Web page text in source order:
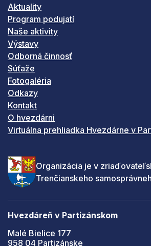
Aktuality
Program podujatí
Naše aktivity
Výstavy
Odborná činnosť
Súťaže
Fotogaléria
Odkazy
Kontakt
O hvezdárni
Virtuálna prehliadka Hvezdárne v
Organizácia je v
Trenčianskeho
Hvezdáreň v Partizánskom
Malé Bielice 177
958 04 Partizánske